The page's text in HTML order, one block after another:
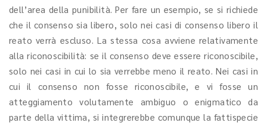
dell’area della punibilità. Per fare un esempio, se si richiede
che il consenso sia libero, solo nei casi di consenso libero il
reato verrà escluso. La stessa cosa avviene relativamente
alla riconoscibilità: se il consenso deve essere riconoscibile,
solo nei casi in cui lo sia verrebbe meno il reato. Nei casi in
cui il consenso non fosse riconoscibile, e vi fosse un
atteggiamento volutamente ambiguo o enigmatico da
parte della vittima, si integrerebbe comunque la fattispecie